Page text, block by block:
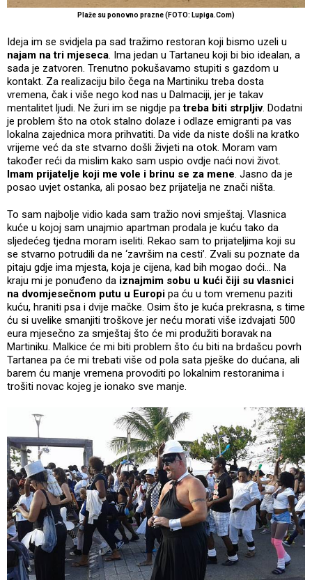
Plaže su ponovno prazne (FOTO: Lupiga.Com)
Ideja im se svidjela pa sad tražimo restoran koji bismo uzeli u
najam na tri mjeseca. Ima jedan u Tartaneu koji bi bio idealan, a
sada je zatvoren. Trenutno pokušavamo stupiti s gazdom u
kontakt. Za realizaciju bilo čega na Martiniku treba dosta
vremena, čak i više nego kod nas u Dalmaciji, jer je takav
mentalitet ljudi. Ne žuri im se nigdje patreba biti strpljiv. Dodatni
je problem što na otok stalno dolaze i odlaze emigranti pa vas
lokalna zajednica mora prihvatiti. Da vide da niste došli na kratko
vrijeme već da ste stvarno došli živjeti na otok. Moram vam
također reći da mislim kako sam uspio ovdje naći novi život.
Imam prijatelje koji me vole i brinu se za mene. Jasno da je
posao uvjet ostanka, ali posao bez prijatelja ne znači ništa.
To sam najbolje vidio kada sam tražio novi smještaj. Vlasnica
kuće u kojoj sam unajmio apartman prodala je kuću tako da
sljedećeg tjedna moram iseliti. Rekao sam to prijateljima koji su
se stvarno potrudili da ne ‘završim na cesti’. Zvali su poznate da
pitaju gdje ima mjesta, koja je cijena, kad bih mogao doći… Na
kraju mi je ponuđeno da iznajmim sobu u kući čiji su vlasnici
na dvomjesečnom putu u Europi pa ću u tom vremenu paziti
kuću, hraniti psa i dvije mačke. Osim što je kuća prekrasna, s time
ću si uvelike smanjiti troškove jer neću morati više izdvajati 500
eura mjesečno za smještaj što će mi produžiti boravak na
Martiniku. Malkice će mi biti problem što ću biti na brdašcu povrh
Tartanea pa će mi trebati više od pola sata pješke do dućana, ali
barem ću manje vremena provoditi po lokalnim restoranima i
trošiti novac kojeg je ionako sve manje.